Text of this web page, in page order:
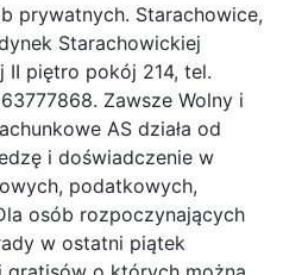
prywatnych. Starachowice,
Starachowickiej
II piętro pokój 214, tel.
Zawsze Wolny i
AS działa od
i doświadczenie w
podatkowych,
osób rozpoczynających
w ostatni piątek